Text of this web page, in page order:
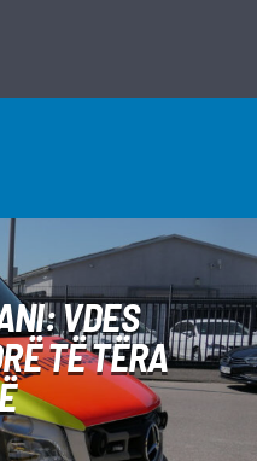
VDES
TË TËRA